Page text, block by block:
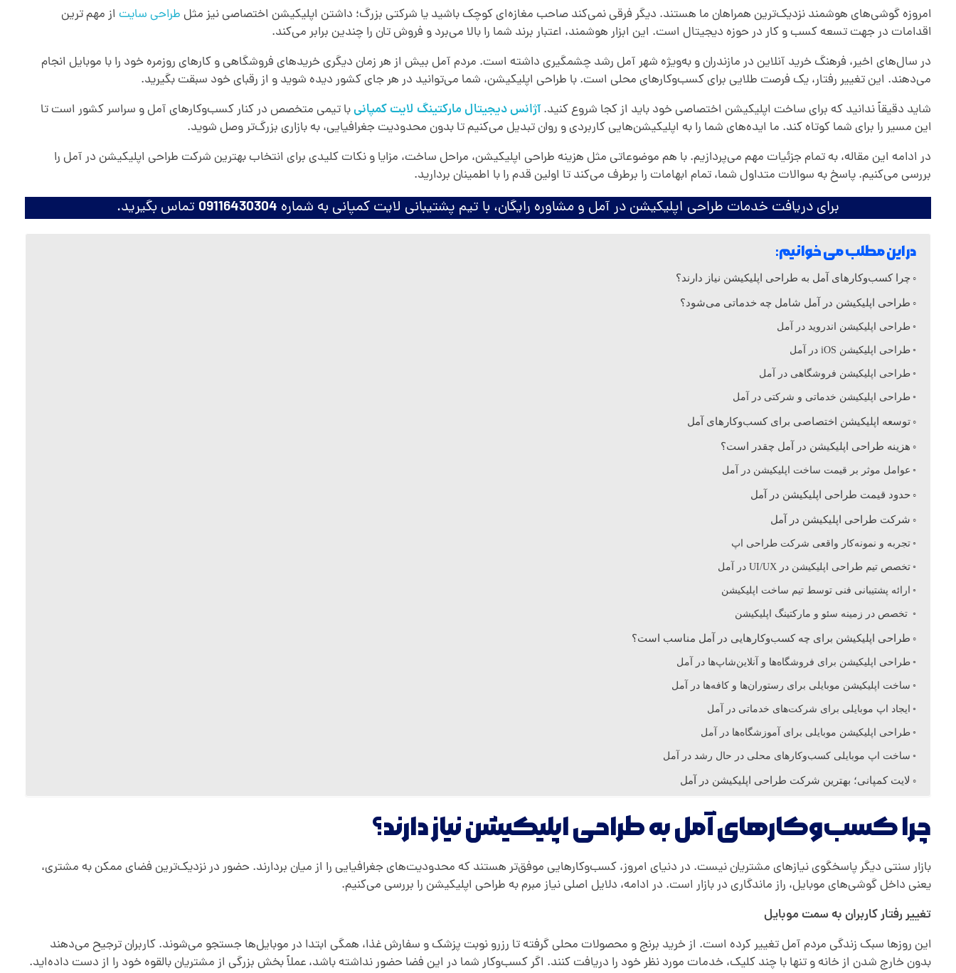
ر
ا
ح
ی
ا
پ
ک
ش
ن
م
ل
امروزه گوشی‌های هوشمند نزدیک‌ترین همراهان ما هستند. دیگر فرقی نمی‌کند صاحب مغازه‌ای کوچک باشید یا شرکتی بزرگ؛ داشتن اپلیکیشن اختصاصی نیز مثلطراحی سایت از مهم ترین
اقدامات در جهت تسعه کسب و کار در حوزه دیجیتال است. این ابزار هوشمند، اعتبار برند شما را بالا می‌برد و فروش تان را چندین برابر می‌کند.
در سال‌های اخیر، فرهنگ خرید آنلاین در مازندران و به‌ویژه شهر آمل رشد چشمگیری داشته است. مردم آمل بیش از هر زمان دیگری خریدهای فروشگاهی و کارهای روزمره خود را با موبایل انجام
می‌دهند. این تغییر رفتار، یک فرصت طلایی برای کسب‌وکارهای محلی است. با طراحی اپلیکیشن، شما می‌توانید در هر جای کشور دیده شوید و از رقبای خود سبقت بگیرید.
شاید دقیقاً ندانید که برای ساخت اپلیکیشن اختصاصی خود باید از کجا شروع کنید.آژانس دیجیتال مارکتینگ لایت کمپانیبا تیمی متخصص در کنار کسب‌و‌کارهای آمل و سراسر کشور است تا
این مسیر را برای شما کوتاه کند. ما ایده‌های شما را به اپلیکیشن‌هایی کاربردی و روان تبدیل می‌کنیم تا بدون محدودیت جغرافیایی، به بازاری بزرگ‌تر وصل شوید.
در ادامه این مقاله، به تمام جزئیات مهم می‌پردازیم. با هم موضوعاتی مثل هزینه طراحی اپلیکیشن، مراحل ساخت، مزایا و نکات کلیدی برای انتخاب بهترین شرکت طراحی اپلیکیشن در آمل را
بررسی می‌کنیم. پاسخ به سوالات متداول شما، تمام ابهامات را برطرف می‌کند تا اولین قدم را با اطمینان بردارید.
برای دریافت خدمات طراحی اپلیکیشن در آمل و مشاوره رایگان، با تیم پشتیبانی لایت کمپانی به شماره 09116430304 تماس بگیرید.
در این مطلب می خوانیم:
چرا کسب‌و‌کارهای آمل به طراحی اپلیکیشن نیاز دارند؟
طراحی اپلیکیشن در آمل شامل چه خدماتی می‌شود؟
طراحی اپلیکیشن اندروید در آمل
طراحی اپلیکیشن iOS در آمل
طراحی اپلیکیشن فروشگاهی در آمل
طراحی اپلیکیشن خدماتی و شرکتی در آمل
توسعه اپلیکیشن اختصاصی برای کسب‌وکارهای آمل
هزینه طراحی اپلیکیشن در آمل چقدر است؟
عوامل موثر بر قیمت ساخت اپلیکیشن در آمل
حدود قیمت طراحی اپلیکیشن در آمل
شرکت طراحی اپلیکیشن در آمل
تجربه و نمونه‌کار واقعی شرکت طراحی اپ
تخصص تیم طراحی اپلیکیشن در UI/UX در آمل
ارائه پشتیبانی فنی توسط تیم ساخت ‌اپلیکیشن
تخصص در زمینه سئو و مارکتینگ اپلیکیشن
طراحی اپلیکیشن برای چه کسب‌وکارهایی در آمل مناسب است؟
طراحی اپلیکیشن برای فروشگاه‌ها و آنلاین‌شاپ‌ها در آمل
ساخت اپلیکیشن موبایلی برای رستوران‌ها و کافه‌ها در آمل
ایجاد اپ موبایلی برای شرکت‌های خدماتی در آمل
طراحی اپلیکیشن موبایلی برای آموزشگاه‌ها در آمل
ساخت اپ موبایلی کسب‌وکارهای محلی در حال رشد در آمل
لایت کمپانی؛ بهترین شرکت طراحی اپلیکیشن در آمل
چرا کسب‌و‌کارهای آمل به طراحی اپلیکیشن نیاز دارند؟
بازار سنتی دیگر پاسخگوی نیازهای مشتریان نیست. در دنیای امروز، کسب‌و‌کارهایی موفق‌تر هستند که محدودیت‌های جغرافیایی را از میان بردارند. حضور در نزدیک‌ترین فضای ممکن به مشتری،
یعنی داخل گوشی‌های موبایل، راز ماندگاری در بازار است. در ادامه، دلایل اصلی نیاز مبرم به طراحی اپلیکیشن را بررسی می‌کنیم.
تغییر رفتار کاربران به سمت موبایل
این روزها سبک زندگی مردم آمل تغییر کرده است. از خرید برنج و محصولات محلی گرفته تا رزرو نوبت پزشک و سفارش غذا، همگی ابتدا در موبایل‌ها جستجو می‌شوند. کاربران ترجیح می‌دهند
بدون خارج شدن از خانه و تنها با چند کلیک، خدمات مورد نظر خود را دریافت کنند. اگر کسب‌و‌کار شما در این فضا حضور نداشته باشد، عملاً بخش بزرگی از مشتریان بالقوه خود را از دست داده‌اید.